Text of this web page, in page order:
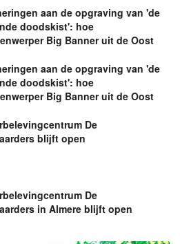
aan de opgraving van 'de
doodskist': hoe
Big Banner uit de Oost
aan de opgraving van 'de
doodskist': hoe
Big Banner uit de Oost
De
blijft open
De
in Almere blijft open